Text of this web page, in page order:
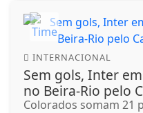
INTERNACIONAL
Sem gols, Inter
no Beira-Rio pelo
Colorados somam 21